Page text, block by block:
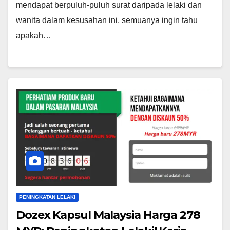
mendapat berpuluh-puluh surat daripada lelaki dan
wanita dalam kesusahan ini, semuanya ingin tahu
apakah…
PENINGKATAN LELAKI
Dozex Kapsul Malaysia Harga 278